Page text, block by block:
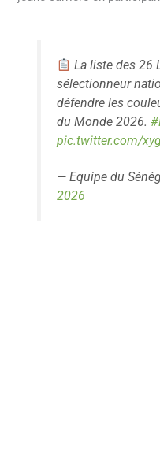
La liste des 26
sélectionneur
défendre les
du Monde 2026.
pic.twitter.com/
— Equipe du
2026